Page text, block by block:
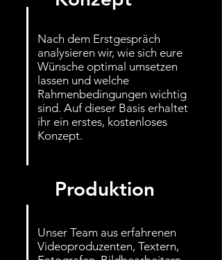
Nach dem Erstgespräch
analysieren wir, wie sich eure
Wünsche optimal umsetzen
lassen und welche
Rahmenbedingungen wichtig
sind. Auf dieser Basis erhaltet
ihr ein erstes, kostenloses
Konzept.
Produktion
Unser Team aus erfahrenen
Videoproduzenten, Textern,